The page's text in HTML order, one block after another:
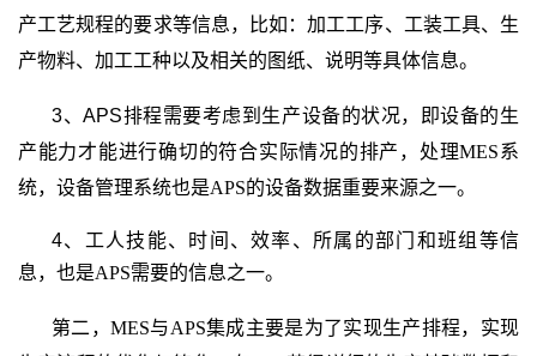
产工艺规程的要求等信息，比如：加工工序、工装工具、生
产物料、加工工种以及相关的图纸、说明等具体信息。
3、APS排程需要考虑到生产设备的状况，即设备的生
产能力才能进行确切的符合实际情况的排产，处理MES系
统，设备管理系统也是APS的设备数据重要来源之一。
4、工人技能、时间、效率、所属的部门和班组等信
息，也是APS需要的信息之一。
第二， MES与APS集成主要是为了实现生产排程，实现